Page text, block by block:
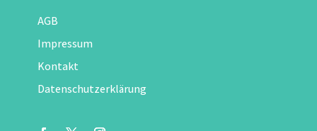
AGB
Impressum
Kontakt
Datenschutzerklärung